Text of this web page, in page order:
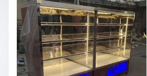
不达标的情况。这源于三个隐藏设计差
环比单侧直吹更能保持柜内温度稳定
防雾玻璃在保证展示效果的同时减少冷